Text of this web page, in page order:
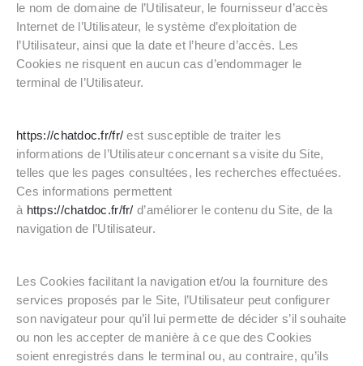
le nom de domaine de l’Utilisateur, le fournisseur d’accès
Internet de l’Utilisateur, le système d’exploitation de
l’Utilisateur, ainsi que la date et l’heure d’accès. Les
Cookies ne risquent en aucun cas d’endommager le
terminal de l’Utilisateur.
https://chatdoc.fr/fr/ est susceptible de traiter les
informations de l’Utilisateur concernant sa visite du Site,
telles que les pages consultées, les recherches effectuées.
Ces informations permettent
à https://chatdoc.fr/fr/ d’améliorer le contenu du Site, de la
navigation de l’Utilisateur.
Les Cookies facilitant la navigation et/ou la fourniture des
services proposés par le Site, l’Utilisateur peut configurer
son navigateur pour qu’il lui permette de décider s’il souhaite
ou non les accepter de manière à ce que des Cookies
soient enregistrés dans le terminal ou, au contraire, qu’ils